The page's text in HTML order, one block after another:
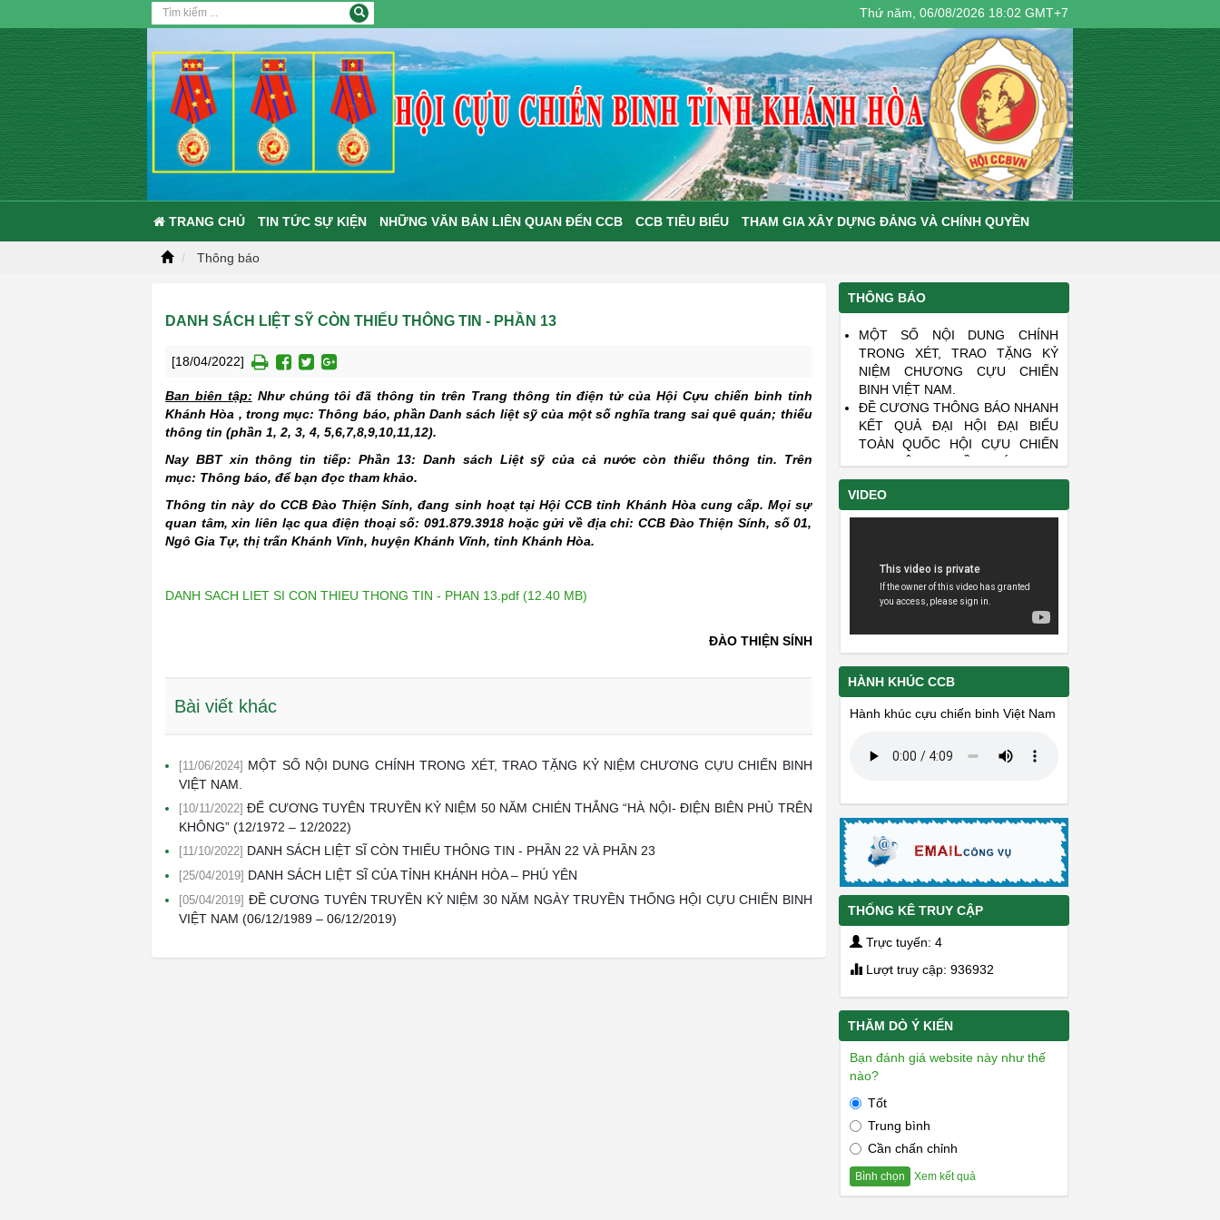
Thứ năm, 06/08/2026 18:02 GMT+7
TRANG CHỦ TIN TỨC SỰ KIỆN NHỮNG VĂN BẢN LIÊN QUAN ĐẾN CCB CCB TIÊU BIỂU THAM GIA XÂY DỰNG ĐẢNG VÀ CHÍNH QUYỀN
Thông báo
DANH SÁCH LIỆT SỸ CÒN THIẾU THÔNG TIN - PHẦN 13
[18/04/2022]
Ban biên tập: Như chúng tôi đã thông tin trên Trang thông tin điện tử của Hội Cựu chiến binh tỉnh
Khánh Hòa , trong mục: Thông báo, phần Danh sách liệt sỹ của một số nghĩa trang sai quê quán; thiếu
thông tin (phần 1, 2, 3, 4, 5,6,7,8,9,10,11,12).
Nay BBT xin thông tin tiếp: Phần 13: Danh sách Liệt sỹ của cả nước còn thiếu thông tin. Trên
mục: Thông báo, để bạn đọc tham khảo.
Thông tin này do CCB Đào Thiện Sính, đang sinh hoạt tại Hội CCB tỉnh Khánh Hòa cung cấp. Mọi sự
quan tâm, xin liên lạc qua điện thoại số: 091.879.3918 hoặc gửi về địa chỉ: CCB Đào Thiện Sính, số 01,
Ngô Gia Tự, thị trấn Khánh Vĩnh, huyện Khánh Vĩnh, tỉnh Khánh Hòa.
DANH SACH LIET SI CON THIEU THONG TIN - PHAN 13.pdf (12.40 MB)
ĐÀO THIỆN SÍNH
Bài viết khác
[11/06/2024] MỘT SỐ NỘI DUNG CHÍNH TRONG XÉT, TRAO TẶNG KỶ NIỆM CHƯƠNG CỰU CHIẾN BINH
VIỆT NAM.
[10/11/2022]ĐẾ CƯƠNG TUYÊN TRUYỀN KỶ NIỆM 50 NĂM CHIÉN THẮNG “HÀ NỘI- ĐIỆN BIÊN PHỦ TRÊN
KHÔNG” (12/1972 – 12/2022)
[11/10/2022] DANH SÁCH LIỆT SĨ CÒN THIẾU THÔNG TIN - PHẦN 22 VÀ PHẦN 23
[25/04/2019] DANH SÁCH LIỆT SĨ CỦA TỈNH KHÁNH HÒA – PHÚ YÊN
[05/04/2019] ĐỀ CƯƠNG TUYÊN TRUYỀN KỶ NIỆM 30 NĂM NGÀY TRUYỀN THỐNG HỘI CỰU CHIẾN BINH
VIỆT NAM (06/12/1989 – 06/12/2019)
THÔNG BÁO
TRONG XÉT, TRAO TẶNG KỶ
NIỆM CHƯƠNG CỰU CHIẾN
BINH VIỆT NAM.
ĐỀ CƯƠNG THÔNG BÁO NHANH
KẾT QUẢ ĐẠI HỘI ĐẠI BIỂU
TOÀN QUỐC HỘI CỰU CHIẾN
BINH VIỆT NAM LẦN THỨ VII
THÔNG BÁO VỀ VIỆC CHUYỂN
TRỤ SỞ LÀM VIỆC CỦA HỘI CỰU
KHÔNG” (12/1972 – 12/2022)
DANH SÁCH LIỆT SĨ CÒN THIẾU
THÔNG TIN - PHẦN 22 VÀ PHẦN
23
VIDEO
HÀNH KHÚC CCB
Hành khúc cựu chiến binh Việt Nam
THỐNG KÊ TRUY CẬP
Trực tuyến: 4
Lượt truy cập: 936932
THĂM DÒ Ý KIẾN
Bạn đánh giá website này như thế
nào?
Tốt
Trung bình
Cần chấn chỉnh
Bình chọn Xem kết quả